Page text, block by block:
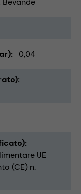
Bevande
0,04
UE
(CE) n.